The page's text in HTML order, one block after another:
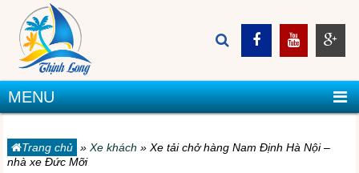
MENU
Trang chủ » Xe khách » Xe tải chở hàng Nam Định Hà Nội –
nhà xe Đức Mỡi